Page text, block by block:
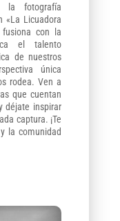
fotografía
«La Licuadora
con la
el talento
de nuestros
única
rodea. Ven a
que cuentan
déjate inspirar
captura. ¡Te
la comunidad